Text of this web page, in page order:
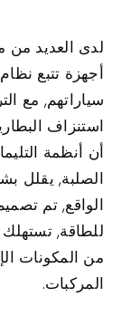
لدى العديد من
سياراتهم, مع
استنزاف
أن أنظمة
الصلبة, يقلل
للطاقة, تستهلك
من المكونات
المركبات.